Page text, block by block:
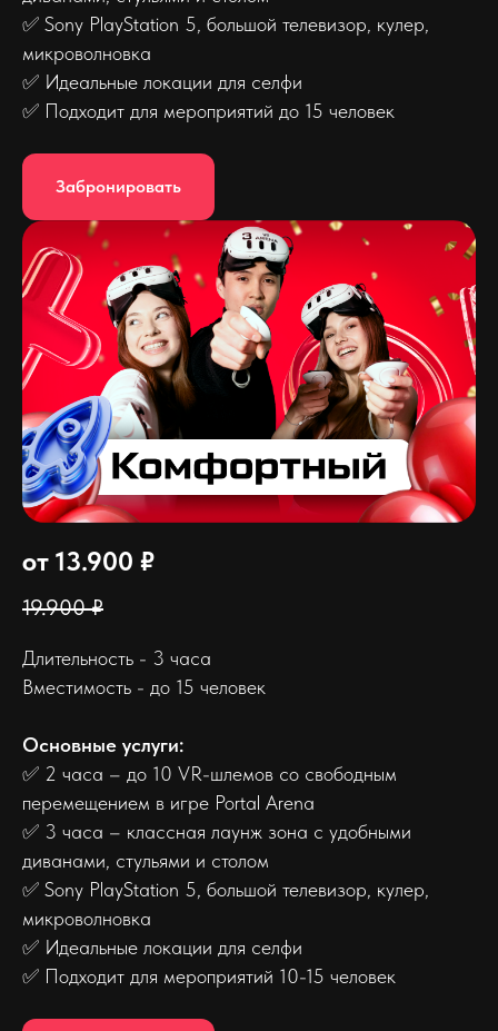
✅ Sony PlayStation 5, большой телевизор, кулер,
микроволновка
✅ Идеальные локации для селфи
✅ Подходит для мероприятий до 15 человек
Забронировать
от 13.900 ₽
19.900 ₽
Длительность - 3 часа
Вместимость - до 15 человек
Основные услуги:
✅ 2 часа – до 10 VR-шлемов со свободным
перемещением в игре Portal Arena
✅ 3 часа – классная лаунж зона с удобными
диванами, стульями и столом
✅ Sony PlayStation 5, большой телевизор, кулер,
микроволновка
✅ Идеальные локации для селфи
✅ Подходит для мероприятий 10-15 человек